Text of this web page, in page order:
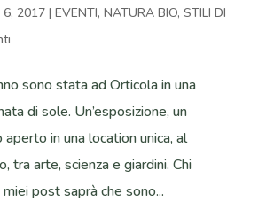
6, 2017| EVENTI, NATURA BIO, STILI DI
sono stata ad Orticola in una
di sole. Un’esposizione, un
in una location unica, al
tra arte, scienza e giardini. Chi
post saprà che sono...